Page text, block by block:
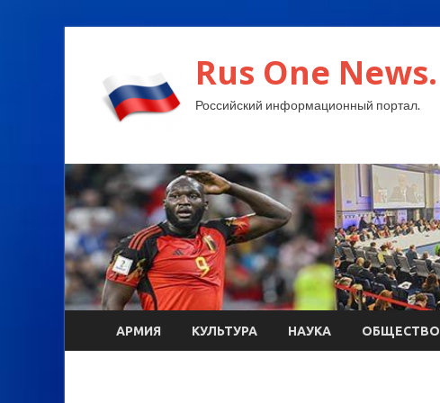
Rus One News.
Российский информационный портал.
АРМИЯ КУЛЬТУРА НАУКА ОБЩЕСТВО